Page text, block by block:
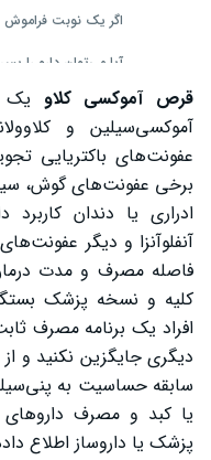
اگر یک نوبت
آیا می‌توان دارو را
عوارض قرص آموکسی
عوارض شایع آموکسی
عوارض جدی و علائم
حساسیت به آموکسی
اسهال پس از مصرف
چه کسانی باید پیش
بیماری کلیه
بیماری کبد و سابقه
مونونوکلئوز عفونی
قرص آموکسی کلاو یک
آموکسی‌سیلین و
عفونت‌های باکتریایی
برخی عفونت‌های گوش،
ادراری یا دندان کاربرد
آنفلوآنزا و دیگر
فاصله مصرف و مدت
کلیه و نسخه پزشک بستگی
افراد یک برنامه مصرف
دیگری جایگزین نکنید و
سابقه حساسیت به
یا کبد و مصرف
پزشک یا داروساز اطلاع